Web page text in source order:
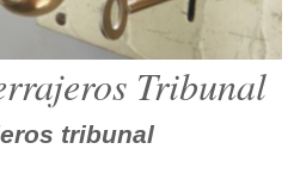
Tribunal
tribunal